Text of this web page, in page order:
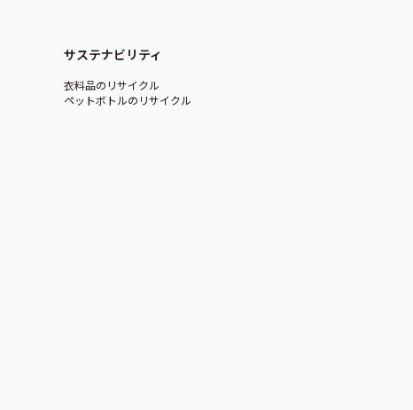
サステナビリティ
衣料品のリサイクル
ペットボトルのリサイクル